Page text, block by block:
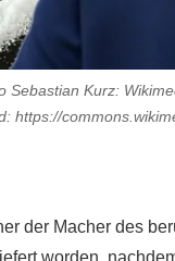
Sebastian Kurz:
https://
der Macher des